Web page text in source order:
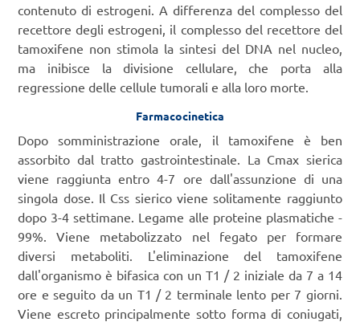
contenuto di estrogeni. A differenza del complesso del
recettore degli estrogeni, il complesso del recettore del
tamoxifene non stimola la sintesi del DNA nel nucleo,
ma inibisce la divisione cellulare, che porta alla
regressione delle cellule tumorali e alla loro morte.
Farmacocinetica
Dopo somministrazione orale, il tamoxifene è ben
assorbito dal tratto gastrointestinale. La Cmax sierica
viene raggiunta entro 4-7 ore dall'assunzione di una
singola dose. Il Css sierico viene solitamente raggiunto
dopo 3-4 settimane. Legame alle proteine ​​plasmatiche -
99%. Viene metabolizzato nel fegato per formare
diversi metaboliti. L'eliminazione del tamoxifene
dall'organismo è bifasica con un T1 / 2 iniziale da 7 a 14
ore e seguito da un T1 / 2 terminale lento per 7 giorni.
Viene escreto principalmente sotto forma di coniugati,